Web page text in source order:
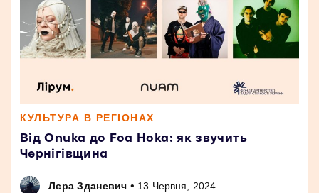
КУЛЬТУРА В РЕГІОНАХ
Від Onuka до Foa Hoka: як звучить
Чернігівщина
Лєра Зданевич • 13 Червня, 2024